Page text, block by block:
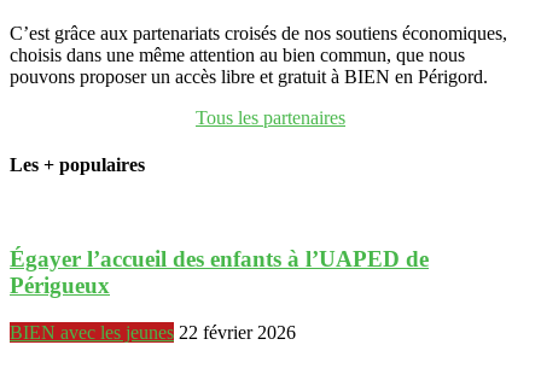
C’est grâce aux partenariats croisés de nos soutiens économiques,
choisis dans une même attention au bien commun, que nous
pouvons proposer un accès libre et gratuit à BIEN en Périgord.
Tous les partenaires
Les + populaires
Égayer l’accueil des enfants à l’UAPED de
Périgueux
BIEN avec les jeunes 22 février 2026